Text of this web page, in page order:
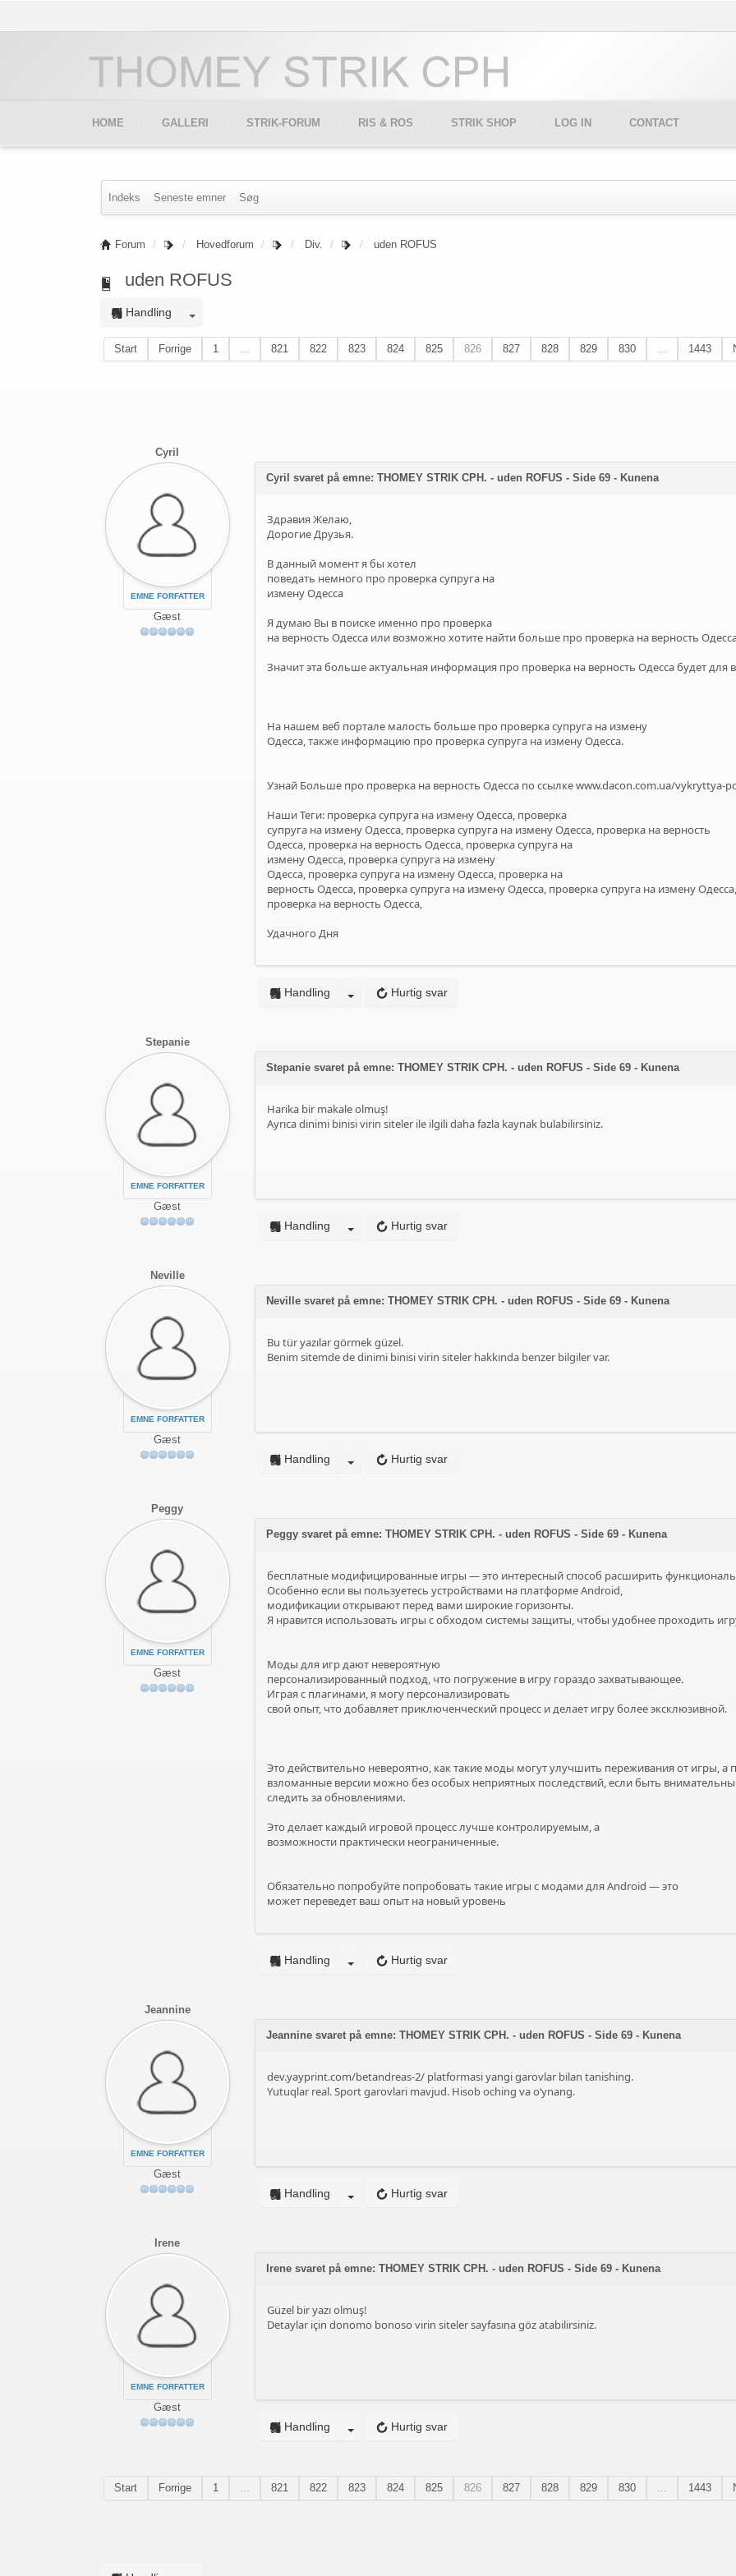
HOME GALLERI STRIK-FORUM RIS & ROS STRIK SHOP LOG IN CONTACT
Indeks Seneste emner Søg
Forum Hovedforum Div. uden ROFUS
uden ROFUS
Handling
Start Forrige 1 ... 821 822 823 824 825 826 827 828 829 830 ... 1443
Cyril
EMNE FORFATTER
Gæst
Cyril svaret på emne: THOMEY STRIK CPH. - uden ROFUS - Side 69 - Kunena
Здравия Желаю,
Дорогие Друзья.
В данный момент я бы хотел
поведать немного про проверка супруга на
измену Одесса
Я думаю Вы в поиске именно про проверка
на верность Одесса или возможно хотите найти больше про проверка на верность
Значит эта больше актуальная информация про проверка на верность Одесса будет для
На нашем веб портале малость больше про проверка супруга на измену
Одесса, также информацию про проверка супруга на измену Одесса.
Узнай Больше про проверка на верность Одесса по ссылкеwww.dacon.com.ua/vykryttya-
Наши Теги: проверка супруга на измену Одесса, проверка
супруга на измену Одесса, проверка супруга на измену Одесса, проверка на верность
Одесса, проверка на верность Одесса, проверка супруга на
измену Одесса, проверка супруга на измену
Одесса, проверка супруга на измену Одесса, проверка на
верность Одесса, проверка супруга на измену Одесса, проверка супруга на измену Одесса,
проверка на верность Одесса,
Удачного Дня
Hurtig svar
Handling
Stepanie
EMNE FORFATTER
Gæst
Stepanie svaret på emne: THOMEY STRIK CPH. - uden ROFUS - Side 69 - Kunena
Harika bir makale olmuş!
Ayrıca dinimi binisi virin siteler ile ilgili daha fazla kaynak bulabilirsiniz.
Hurtig svar
Handling
Neville
EMNE FORFATTER
Gæst
Neville svaret på emne: THOMEY STRIK CPH. - uden ROFUS - Side 69 - Kunena
Bu tür yazılar görmek güzel.
Benim sitemde de dinimi binisi virin siteler hakkında benzer bilgiler var.
Hurtig svar
Handling
Peggy
EMNE FORFATTER
Gæst
Peggy svaret på emne: THOMEY STRIK CPH. - uden ROFUS - Side 69 - Kunena
бесплатные модифицированные игры — это интересный способ расширить
Особенно если вы пользуетесь устройствами на платформе Android,
модификации открывают перед вами широкие горизонты.
Я нравится использовать игры с обходом системы защиты, чтобы удобнее проходить
Моды для игр дают невероятную
персонализированный подход, что погружение в игру гораздо захватывающее.
Играя с плагинами, я могу персонализировать
свой опыт, что добавляет приключенческий процесс и делает игру более эксклюзивной.
Это действительно невероятно, как такие моды могут улучшить переживания от игры, а
взломанные версии можно без особых неприятных последствий, если быть
следить за обновлениями.
Это делает каждый игровой процесс лучше контролируемым, а
возможности практически неограниченные.
Обязательно попробуйте попробовать такие игры с модами для Android — это
может переведет ваш опыт на новый уровень
Hurtig svar
Handling
Jeannine
EMNE FORFATTER
Gæst
Jeannine svaret på emne: THOMEY STRIK CPH. - uden ROFUS - Side 69 - Kunena
dev.yayprint.com/betandreas-2/ platformasi yangi garovlar bilan tanishing.
Yutuqlar real. Sport garovlari mavjud. Hisob oching va o‘ynang.
Hurtig svar
Handling
Irene
EMNE FORFATTER
Gæst
Irene svaret på emne: THOMEY STRIK CPH. - uden ROFUS - Side 69 - Kunena
Güzel bir yazı olmuş!
Detaylar için donomo bonoso virin siteler sayfasına göz atabilirsiniz.
Hurtig svar
Handling
Start Forrige 1 ... 821 822 823 824 825 826 827 828 829 830 ... 1443